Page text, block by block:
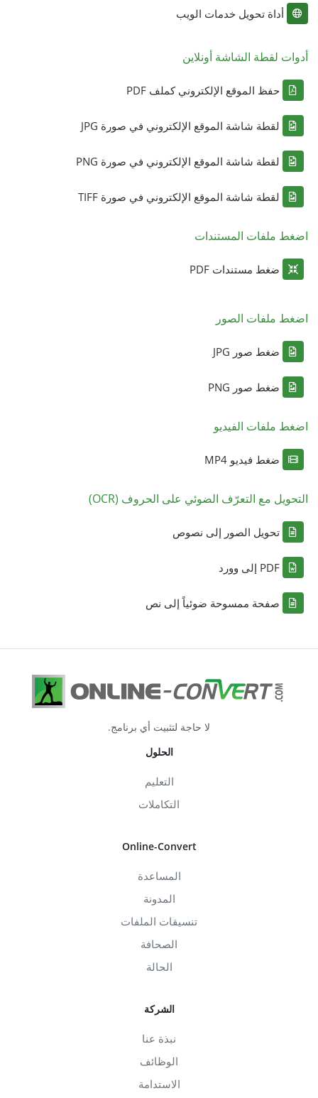
أداة تحويل خدمات الويب
أدوات لقطة الشاشة أونلاين
حفظ الموقع الإلكتروني كملف PDF
لقطة شاشة الموقع الإلكتروني في صورة JPG
لقطة شاشة الموقع الإلكتروني في صورة PNG
لقطة شاشة الموقع الإلكتروني في صورة TIFF
اضغط ملفات المستندات
ضغط مستندات PDF
اضغط ملفات الصور
ضغط صور JPG
ضغط صور PNG
اضغط ملفات الفيديو
ضغط فيديو MP4
التحويل مع التعرّف الضوئي على الحروف (OCR)
تحويل الصور إلى نصوص
PDF إلى وورد
صفحة ممسوحة ضوئياً إلى نص
لا حاجة لتثبيت أي برنامج.
الحلول
التعليم
التكاملات
Online-Convert
المساعدة
المدونة
تنسيقات الملفات
الصحافة
الحالة
الشركة
نبذة عنا
الوظائف
الاستدامة